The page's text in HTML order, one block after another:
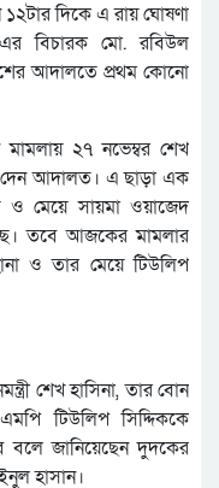
দিকে এ রায় ঘোষণা
বিচারক মো. রবিউল
আদালতে প্রথম কোনো
২৭ নভেম্বর শেখ
দেন আদালত। এ ছাড়া এক
মেয়ে সায়মা ওয়াজেদ
তবে আজকের মামলার
ও তার মেয়ে টিউলিপ
শেখ হাসিনা, তার বোন
টিউলিপ সিদ্দিককে
বলে জানিয়েছেন দুদকের
হাসান।